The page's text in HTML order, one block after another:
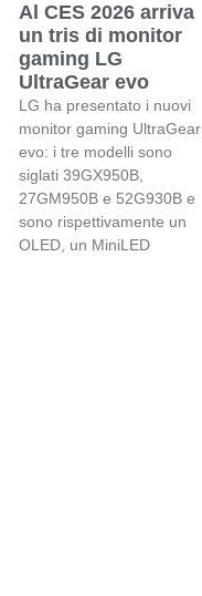
Al CES 2026 arriva
un tris di monitor
gaming LG
UltraGear evo
LG ha presentato i nuovi
monitor gaming UltraGear
evo: i tre modelli sono
siglati 39GX950B,
27GM950B e 52G930B e
sono rispettivamente un
OLED, un MiniLED